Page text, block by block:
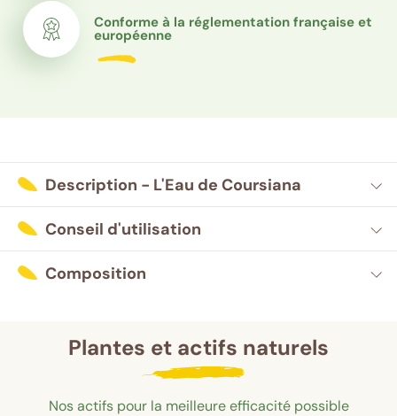
Conforme à la réglementation française et
européenne
Description - L'Eau de Coursiana
Conseil d'utilisation
Composition
Plantes et actifs naturels
Nos actifs pour la meilleure efficacité possible